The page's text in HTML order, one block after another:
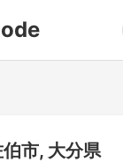
市, 大分県